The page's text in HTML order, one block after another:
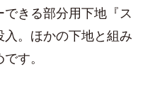
きる部分用下地『ス
。ほかの下地と組み
す。